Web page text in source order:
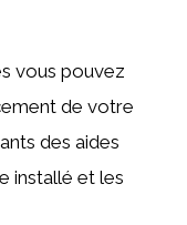
vous pouvez
de votre
des aides
installé et les